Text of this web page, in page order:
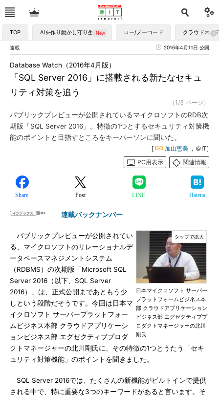
TOP AIを作り動かし守り生かす ロー/ノーコード クラウドネイ
連載 2016年4月11日 公開
「SQL Server 2016」に搭載される新たなセキュ
リティ対策を追う
Database Watch（2016年4月版）
（1/3 ページ）
パブリックプレビューが公開されているマイクロソフトのRDB次
期版「SQL Server 2016」。特徴の1つとするセキュリティ対策機
能のポイントと目指すところをキーパーソンに聞いた。
[ 加山恵美 ，＠IT]
PC用表示
関連情報
Share Post LINE Hatena
連載バックナンバー
日本マイクロソフト サーバー
プラットフォームビジネス本
部 クラウドアプリケーション
ビジネス部 エグゼクティブプ
ロダクトマネージャーの北川
剛氏
パブリックプレビューが公開されてい
る、マイクロソフトのリレーショナルデ
ータベースマネジメントシステム
（RDBMS）の次期版「Microsoft SQL
Server 2016（以下、SQL Server
2016）」は、正式公開まであともう少
しという段階だそうです。今回は日本マ
イクロソフト サーバープラットフォー
ムビジネス本部 クラウドアプリケーシ
ョンビジネス部 エグゼクティブプロダ
クトマネージャーの北川剛氏に、その特徴の1つとうたう「セキ
ュリティ対策機能」のポイントを聞きました。
SQL Server 2016では、たくさんの新機能がビルトインで提供
される中で、特に重要な3つのキーワードがあると言います。そ